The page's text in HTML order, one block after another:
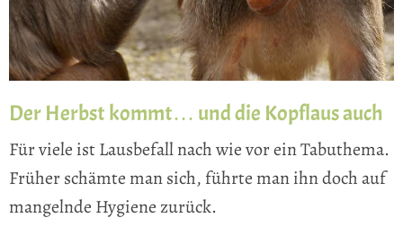
Der Herbst kommt… und die Kopflaus auch
Für viele ist Lausbefall nach wie vor ein Tabuthema.
Früher schämte man sich, führte man ihn doch auf
mangelnde Hygiene zurück.